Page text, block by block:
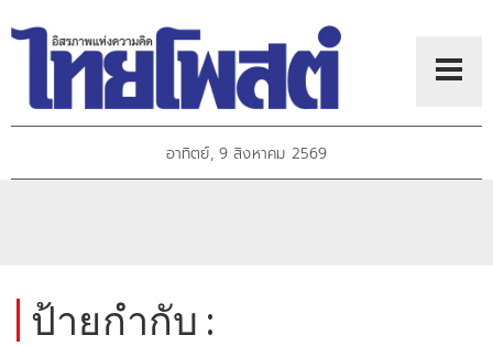
อาทิตย์, 9 สิงหาคม 2569
ป้ายกำกับ :